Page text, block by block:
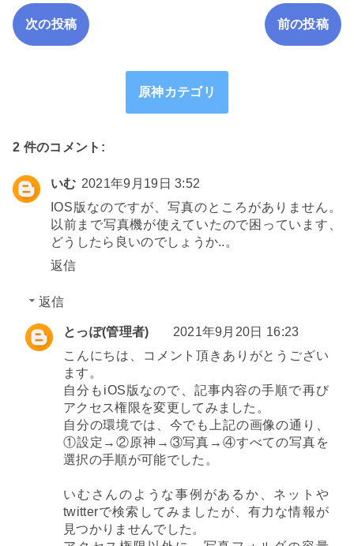
次の投稿 前の投稿
原神カテゴリ
2 件のコメント:
いむ 2021年9月19日 3:52
IOS版なのですが、写真のところがありません。
以前まで写真機が使えていたので困っています、
どうしたら良いのでしょうか..。
返信
返信
とっぽ(管理者)
2021年9月20日 16:23
こんにちは、コメント頂きありがとうござい
ます。
自分もiOS版なので、記事内容の手順で再び
アクセス権限を変更してみました。
自分の環境では、今でも上記の画像の通り、
①設定→②原神→③写真→④すべての写真を
選択の手順が可能でした。
いむさんのような事例があるか、ネットや
twitterで検索してみましたが、有力な情報が
見つかりませんでした。